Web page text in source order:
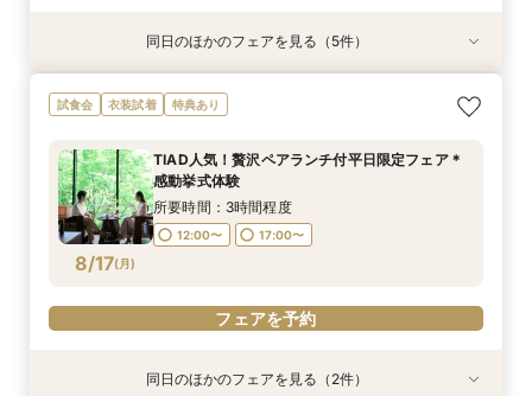
衣装試着 特典あり
8/16(日)
トレンド花嫁注目◎和装も映える上質ホテル2泊
付&3万円試食
9:00〜
14:30〜
衣装試着 特典あり
8/16(日)
おもてなし重視｜1ミシュランキー★選出×ホテル
コース2万円体験
9:00〜
14:30〜
衣装試着 特典あり
8/16(日)
2軒目以降見学なら*日程＆見積りクイック相談
挙式体験・試食付
9:00〜
14:30〜
衣装試着 特典あり
8/16(日)
即決なし*何も決まって無くてOK!ホテルで貸切
W体験＆豪華試食
9:00〜
14:30〜
衣装試着 特典あり
8/16(日)
【1件目見学】緑一面！貸切W体験上質ホテル安
心見学&3万円試食
9:00〜
14:30〜
同日のほかのフェアを見る（5件）
試食会 衣装試着 特典あり
8/17(月)
TIAD人気！贅沢ペアランチ付平日限定フェア＊
感動挙式体験
所要時間：3時間程度
12:00〜 17:00〜
フェアを予約
衣装試着 特典あり
衣装試着 特典あり
同日のほかのフェアを見る（2件）